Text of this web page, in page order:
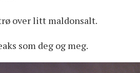
over litt maldonsalt.
som deg og meg.